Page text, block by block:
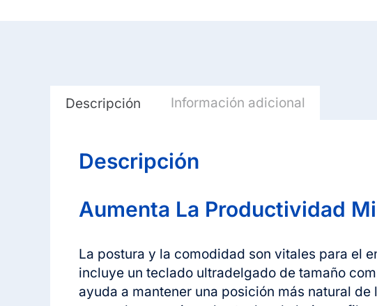
Descripción Información adicional
Descripción
Aumenta La Productividad
La postura y la comodidad son vitales para el
incluye un teclado ultradelgado de tamaño
ayuda a mantener una posición más natural